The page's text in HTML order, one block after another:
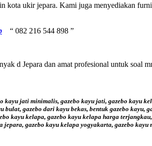
kota ukir jepara. Kami juga menyediakan
“ 082 216 544 898 ”
d Jepara dan amat profesional untuk
jati minimalis, gazebo kayu jati, gazebo kayu
gazebo dari kayu bekas, bentuk gazebo
kayu kelapa, gazebo kayu kelapa harga
gazebo kayu kelapa yogyakarta, gazebo